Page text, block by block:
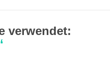
verwendet: